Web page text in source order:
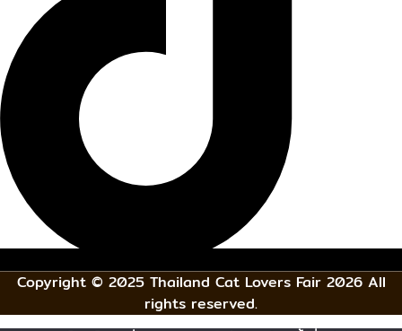
Copyright © 2025 Thailand Cat Lovers Fair 2026 All
rights reserved.